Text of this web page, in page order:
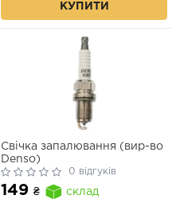
КУПИТИ
Свічка запалювання (вир-во
Denso)
0 відгуків
149 ₴ склад